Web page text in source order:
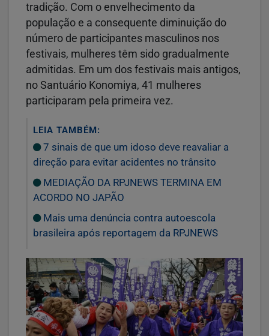
tradição. Com o envelhecimento da
população e a consequente diminuição do
número de participantes masculinos nos
festivais, mulheres têm sido gradualmente
admitidas. Em um dos festivais mais antigos,
no Santuário Konomiya, 41 mulheres
participaram pela primeira vez.
LEIA TAMBÉM:
7 sinais de que um idoso deve reavaliar a
direção para evitar acidentes no trânsito
MEDIAÇÃO DA RPJNEWS TERMINA EM
ACORDO NO JAPÃO
Mais uma denúncia contra autoescola
brasileira após reportagem da RPJNEWS